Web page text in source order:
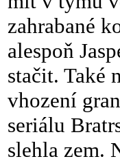
zahrabané
alespoň
stačit. Také
vhození
seriálu
slehla zem.